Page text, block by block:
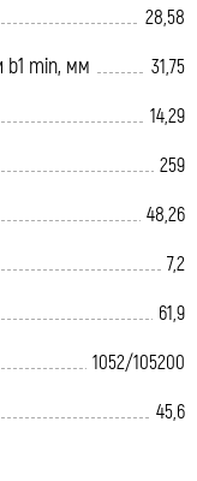
28,58
b1 min, мм 31,75
14,29
259
48,26
7,2
61,9
1052/105200
45,6